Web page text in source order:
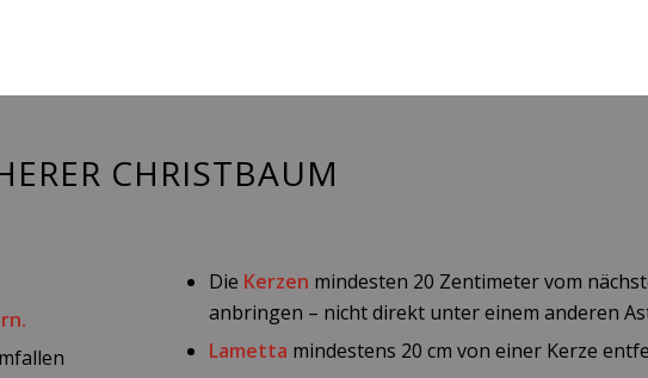
CHRISTBAUM
Die Kerzen mindesten 20 Zentimeter vom
anbringen – nicht direkt unter einem anderen
Lametta mindestens 20 cm von einer Kerze